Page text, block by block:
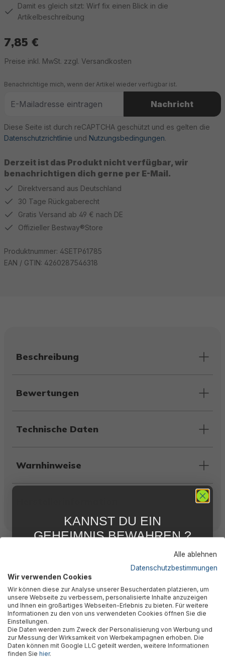
Damit es gleich sitzt: Wirf fix einen Blick in die
Artikelbeschreibung
7,85 €
Preise inkl. MwSt. zzgl. Versandkosten
Derzeit ist das Produkt nicht verfügbar, wir
benachrichtigen dich gerne per E-Mail.
Benachrichtige mich, wenn der Artikel wieder verfügbar ist.
Nachricht
Diese Seite ist durch reCAPTCHA geschützt und es gelten die
Datenschutzrichtlinie und Nutzungsbedingungen.
Direktversand aus Deutschland
30 Tage Rückgaberecht
Gratis Versand ab 49 € nach DE
Offizieller Bestway®Store
Produktnummer: 4SETP61785
EAN / GTIN: 4260287546318
Beschreibung
Bewertungen
Technische Daten
Warnhinweise
Alle ablehnen
Datenschutzbestimmungen
Wir verwenden Cookies
Wir können diese zur Analyse unserer Besucherdaten platzieren, um
unsere Webseite zu verbessern, personalisierte Inhalte anzuzeigen
und Ihnen ein großartiges Webseiten-Erlebnis zu bieten. Für weitere
Informationen zu den von uns verwendeten Cookies öffnen Sie die
Einstellungen.
Die Daten werden zum Zweck der Personalisierung von Werbung und
zur Messung der Wirksamkeit von Werbekampagnen erhoben. Die
Daten können mit Google LLC geteilt werden, weitere Informationen
finden Sie hier.
KANNST DU EIN
GEHEIMNIS BEWAHREN ?
FÜR DICH
Abonniere jetzt unseren kostenlosen
Newsletter, verpasse keine Neuigkeiten und
Aktionen mehr und sichere Dir 5 %
Willkommensrabatt auf nicht reduzierte Ware
bei Deiner ersten Bestellung !*
Email